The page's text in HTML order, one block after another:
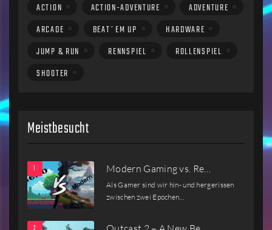
ACTION ACTION-ADVENTURE
ADVENTURE
ARCADE
BEAT´EM UP
HARDWARE
JUMP & RUN
RENNSPIEL
ROLLENSPIEL
SHOOTER
Meistbesucht
Modern Gaming vs. Re…
Als Gamer sind wir hin- und hergerissen
zwischen zwei Epochen…